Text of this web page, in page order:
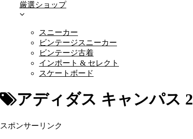
厳選ショップ
スニーカー
ビンテージスニーカー
ビンテージ古着
インポート & セレクト
スケートボード
アディダス キャンパス 2
スポンサーリンク